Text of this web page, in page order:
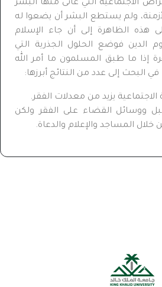
الاجتماعية التي عانى منها البشر
ولم يستطع البشر أن يضعوا له
هذه الظاهرة إلى أن جاء الإسلام
الدين فوضع الحلول الجذرية التي
إذا ما طبق المسلمون ما أمر الله
البحث إلى عدد من النتائج أبرزها:
الاجتماعية يزيد من معدلات الفقر.
ووسائل القضاء على الفقر ولكن
خلال المساجد والإعلام والدعاة.